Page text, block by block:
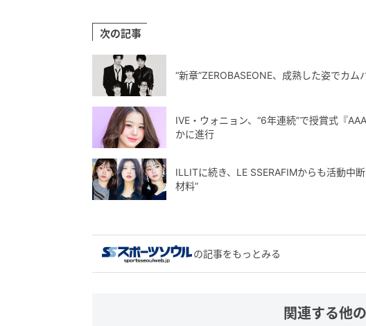
次の記事
“新章”ZEROBASEONE、成熟した姿でカ
IVE・ウォニョン、“6年連続”で授賞式『
かに進行
ILLITに続き、LE SSERAFIMからも活動中
材料”
の記事をもっとみる
関連する他